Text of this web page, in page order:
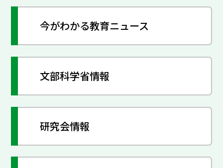
今がわかる教育ニュース
文部科学省情報
研究会情報